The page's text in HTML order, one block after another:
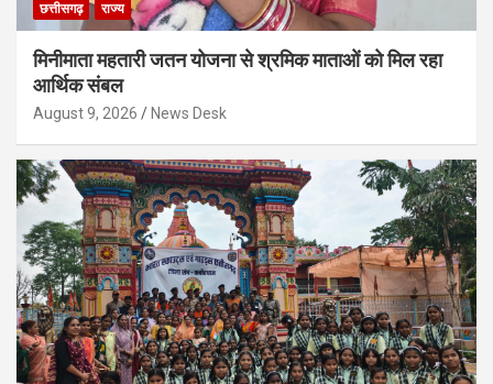
छत्तीसगढ़ राज्य
मिनीमाता महतारी जतन योजना से श्रमिक माताओं को मिल रहा
आर्थिक संबल
August 9, 2026 News Desk